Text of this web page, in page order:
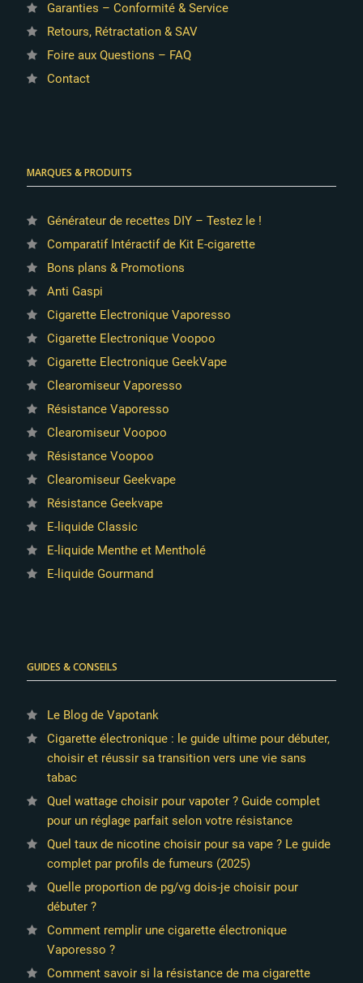
Garanties – Conformité & Service
Retours, Rétractation & SAV
Foire aux Questions – FAQ
Contact
MARQUES & PRODUITS
Générateur de recettes DIY – Testez le !
Comparatif Intéractif de Kit E-cigarette
Bons plans & Promotions
Anti Gaspi
Cigarette Electronique Vaporesso
Cigarette Electronique Voopoo
Cigarette Electronique GeekVape
Clearomiseur Vaporesso
Résistance Vaporesso
Clearomiseur Voopoo
Résistance Voopoo
Clearomiseur Geekvape
Résistance Geekvape
E-liquide Classic
E-liquide Menthe et Mentholé
E-liquide Gourmand
GUIDES & CONSEILS
Le Blog de Vapotank
Cigarette électronique : le guide ultime pour débuter,
choisir et réussir sa transition vers une vie sans
tabac
Quel wattage choisir pour vapoter ? Guide complet
pour un réglage parfait selon votre résistance
Quel taux de nicotine choisir pour sa vape ? Le guide
complet par profils de fumeurs (2025)
Quelle proportion de pg/vg dois-je choisir pour
débuter ?
Comment remplir une cigarette électronique
Vaporesso ?
Comment savoir si la résistance de ma cigarette